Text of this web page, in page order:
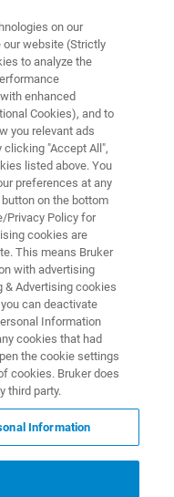
に最適化された
です。FT-IRの初
キスパートには
。
on our
our website (Strictly
to analyze the
enhanced
Cookies), and to
you relevant ads
clicking "Accept All",
listed above. You
preferences at any
on the bottom
Privacy Policy for
cookies are
This means Bruker
with advertising
& Advertising cookies
can deactivate
Information
cookies that had
the cookie settings
cookies. Bruker does
third party.
Information